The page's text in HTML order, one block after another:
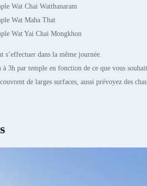
Wat Chai Watthanaram
Wat Maha That
Wat Yai Chai Mongkhon
s’effectuer dans la même journée.
à 3h par temple en fonction de ce que vous
de larges surfaces, aussi prévoyez des